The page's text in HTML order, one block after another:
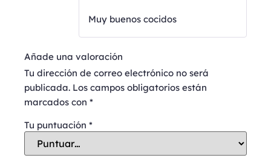
Muy buenos cocidos
Añade una valoración
Tu dirección de correo electrónico no será
publicada. Los campos obligatorios están
marcados con *
Tu puntuación *